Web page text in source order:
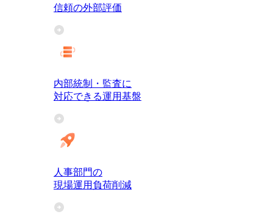
信頼の外部評価
内部統制・監査に
対応できる運用基盤
人事部門の
現場運用負荷削減